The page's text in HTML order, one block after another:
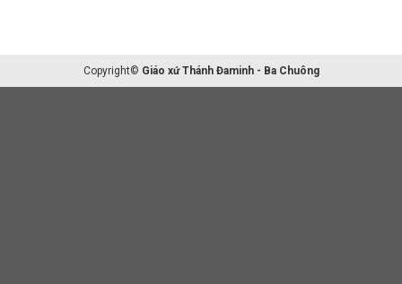
Copyright© Giáo xứ Thánh Đaminh - Ba Chuông